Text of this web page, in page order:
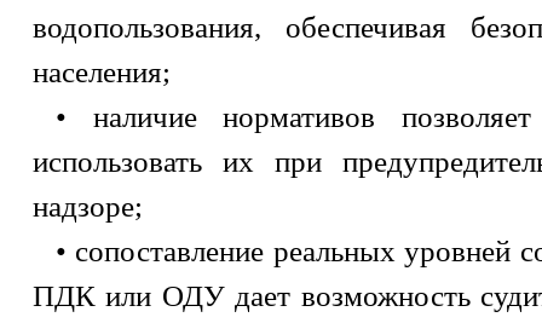
водопользования, обеспечивая
населения;
• наличие нормативов
использовать их при
надзоре;
• сопоставление реальных уровней
ПДК или ОДУ дает возможность